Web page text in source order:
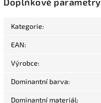
Doplňkové parametry
Kategorie:
EAN:
Výrobce:
Dominantní barva:
Dominantní materiál: